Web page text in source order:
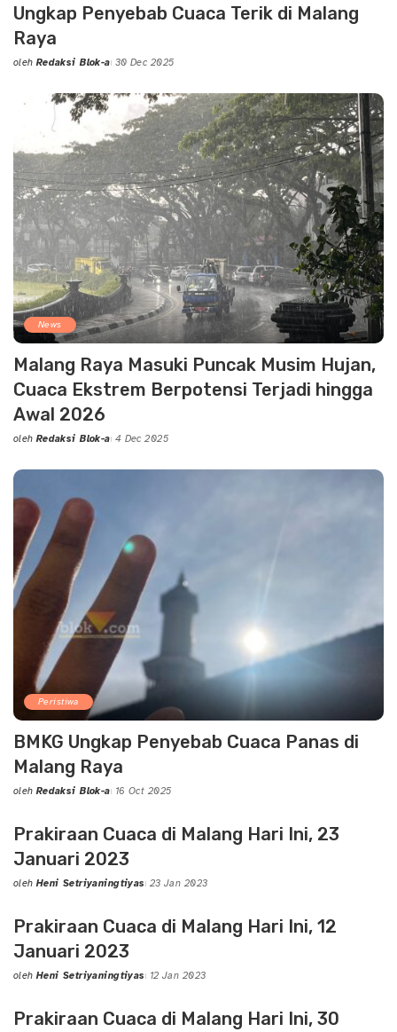
Ungkap Penyebab Cuaca Terik di Malang
Raya
Posted
oleh Redaksi Blok-a 30 Dec 2025
News
Malang Raya Masuki Puncak Musim Hujan,
Cuaca Ekstrem Berpotensi Terjadi hingga
Awal 2026
Posted
oleh Redaksi Blok-a 4 Dec 2025
Peristiwa
BMKG Ungkap Penyebab Cuaca Panas di
Malang Raya
Posted
oleh Redaksi Blok-a 16 Oct 2025
Prakiraan Cuaca di Malang Hari Ini, 23
Januari 2023
Posted
oleh Heni Setriyaningtiyas 23 Jan 2023
Prakiraan Cuaca di Malang Hari Ini, 12
Januari 2023
Posted
oleh Heni Setriyaningtiyas 12 Jan 2023
Prakiraan Cuaca di Malang Hari Ini, 30